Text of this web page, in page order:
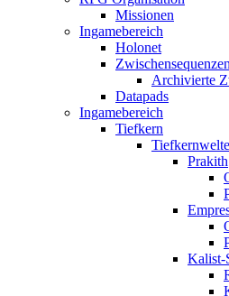
Missionen
Ingamebereich
Holonet
Zwischensequenzen
Archivierte
Datapads
Ingamebereich
Tiefkern
Prakith
Kalist-